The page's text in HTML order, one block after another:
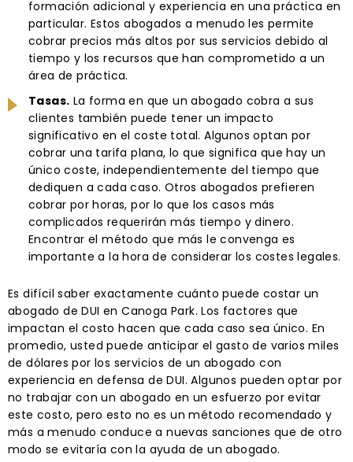
formación adicional y experiencia en una práctica en
particular. Estos abogados a menudo les permite
cobrar precios más altos por sus servicios debido al
tiempo y los recursos que han comprometido a un
área de práctica.
Tasas. La forma en que un abogado cobra a sus
clientes también puede tener un impacto
significativo en el coste total. Algunos optan por
cobrar una tarifa plana, lo que significa que hay un
único coste, independientemente del tiempo que
dediquen a cada caso. Otros abogados prefieren
cobrar por horas, por lo que los casos más
complicados requerirán más tiempo y dinero.
Encontrar el método que más le convenga es
importante a la hora de considerar los costes legales.
Es difícil saber exactamente cuánto puede costar un
abogado de DUI en Canoga Park. Los factores que
impactan el costo hacen que cada caso sea único. En
promedio, usted puede anticipar el gasto de varios miles
de dólares por los servicios de un abogado con
experiencia en defensa de DUI. Algunos pueden optar por
no trabajar con un abogado en un esfuerzo por evitar
este costo, pero esto no es un método recomendado y
más a menudo conduce a nuevas sanciones que de otro
modo se evitaría con la ayuda de un abogado.